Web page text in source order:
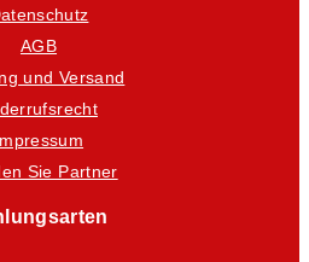
AGB
und Versand
Sie Partner